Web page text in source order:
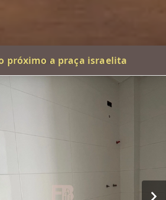
próximo a praça israelita